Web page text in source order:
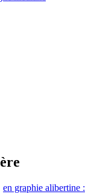
en graphie alibertine :